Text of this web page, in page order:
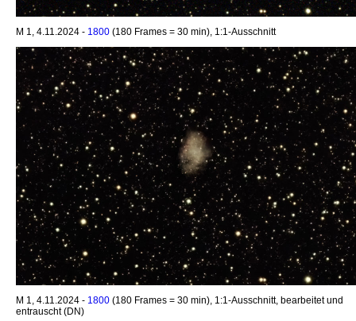
M 1, 4.11.2024 - 1800 (180 Frames = 30 min), 1:1-Ausschnitt
M 1, 4.11.2024 - 1800 (180 Frames = 30 min), 1:1-Ausschnitt, bearbeitet und
entrauscht (DN)